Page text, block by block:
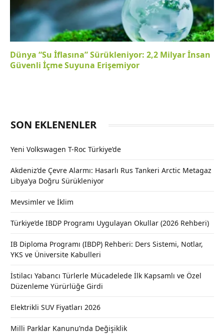
Dünya “Su İflasına” Sürükleniyor: 2,2 Milyar İnsan
Güvenli İçme Suyuna Erişemiyor
SON EKLENENLER
Yeni Volkswagen T-Roc Türkiye’de
Akdeniz’de Çevre Alarmı: Hasarlı Rus Tankeri Arctic Metagaz
Libya’ya Doğru Sürükleniyor
Mevsimler ve İklim
Türkiye’de IBDP Programı Uygulayan Okullar (2026 Rehberi)
IB Diploma Programı (IBDP) Rehberi: Ders Sistemi, Notlar,
YKS ve Üniversite Kabulleri
İstilacı Yabancı Türlerle Mücadelede İlk Kapsamlı ve Özel
Düzenleme Yürürlüğe Girdi
Elektrikli SUV Fiyatları 2026
Milli Parklar Kanunu’nda Değişiklik